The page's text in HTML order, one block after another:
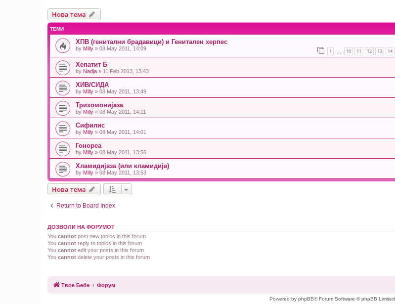
Нова тема
ТЕМИ
ХПВ (генитални брадавици) и Генитален херпес
by Milly » 08 May 2011, 14:09 1 10 11 12 13 14
Хепатит Б
by Nadja » 11 Feb 2013, 13:43
ХИВ/СИДА
by Milly » 08 May 2011, 13:49
Трихомонијаза
by Milly » 08 May 2011, 14:11
Сифилис
by Milly » 08 May 2011, 14:01
Гонореа
by Milly » 08 May 2011, 13:56
Хламидијаза (или кламидија)
by Milly » 08 May 2011, 13:53
Нова тема
Return to Board Index
ДОЗВОЛИ НА ФОРУМОТ
You cannot post new topics in this forum
You cannot reply to topics in this forum
You cannot edit your posts in this forum
You cannot delete your posts in this forum
Твое Бебе Форум
Powered by phpBB® Forum Software © phpBB Limited